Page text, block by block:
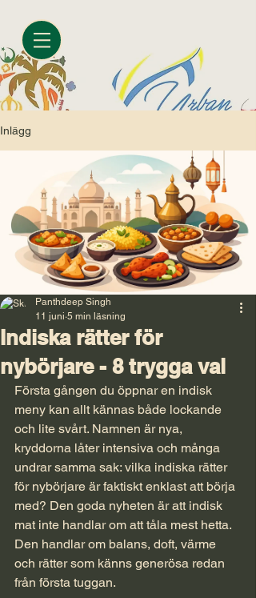
Inlägg
Indiska rätter för
nybörjare - 8 trygga val
Panthdeep Singh
11 juni 5 min läsning
Första gången du öppnar en indisk
meny kan allt kännas både lockande
och lite svårt. Namnen är nya,
kryddorna låter intensiva och många
undrar samma sak: vilka indiska rätter
för nybörjare är faktiskt enklast att börja
med? Den goda nyheten är att indisk
mat inte handlar om att tåla mest hetta.
Den handlar om balans, doft, värme
och rätter som känns generösa redan
från första tuggan.